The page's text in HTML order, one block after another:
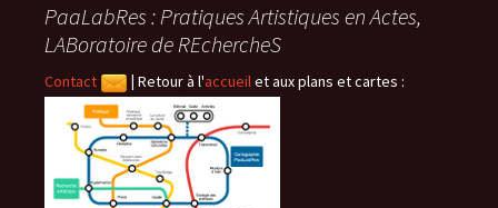
PaaLabRes : Pratiques Artistiques en Actes,
LABoratoire de REchercheS
Contact | Retour à l'accueilet aux plans et cartes :